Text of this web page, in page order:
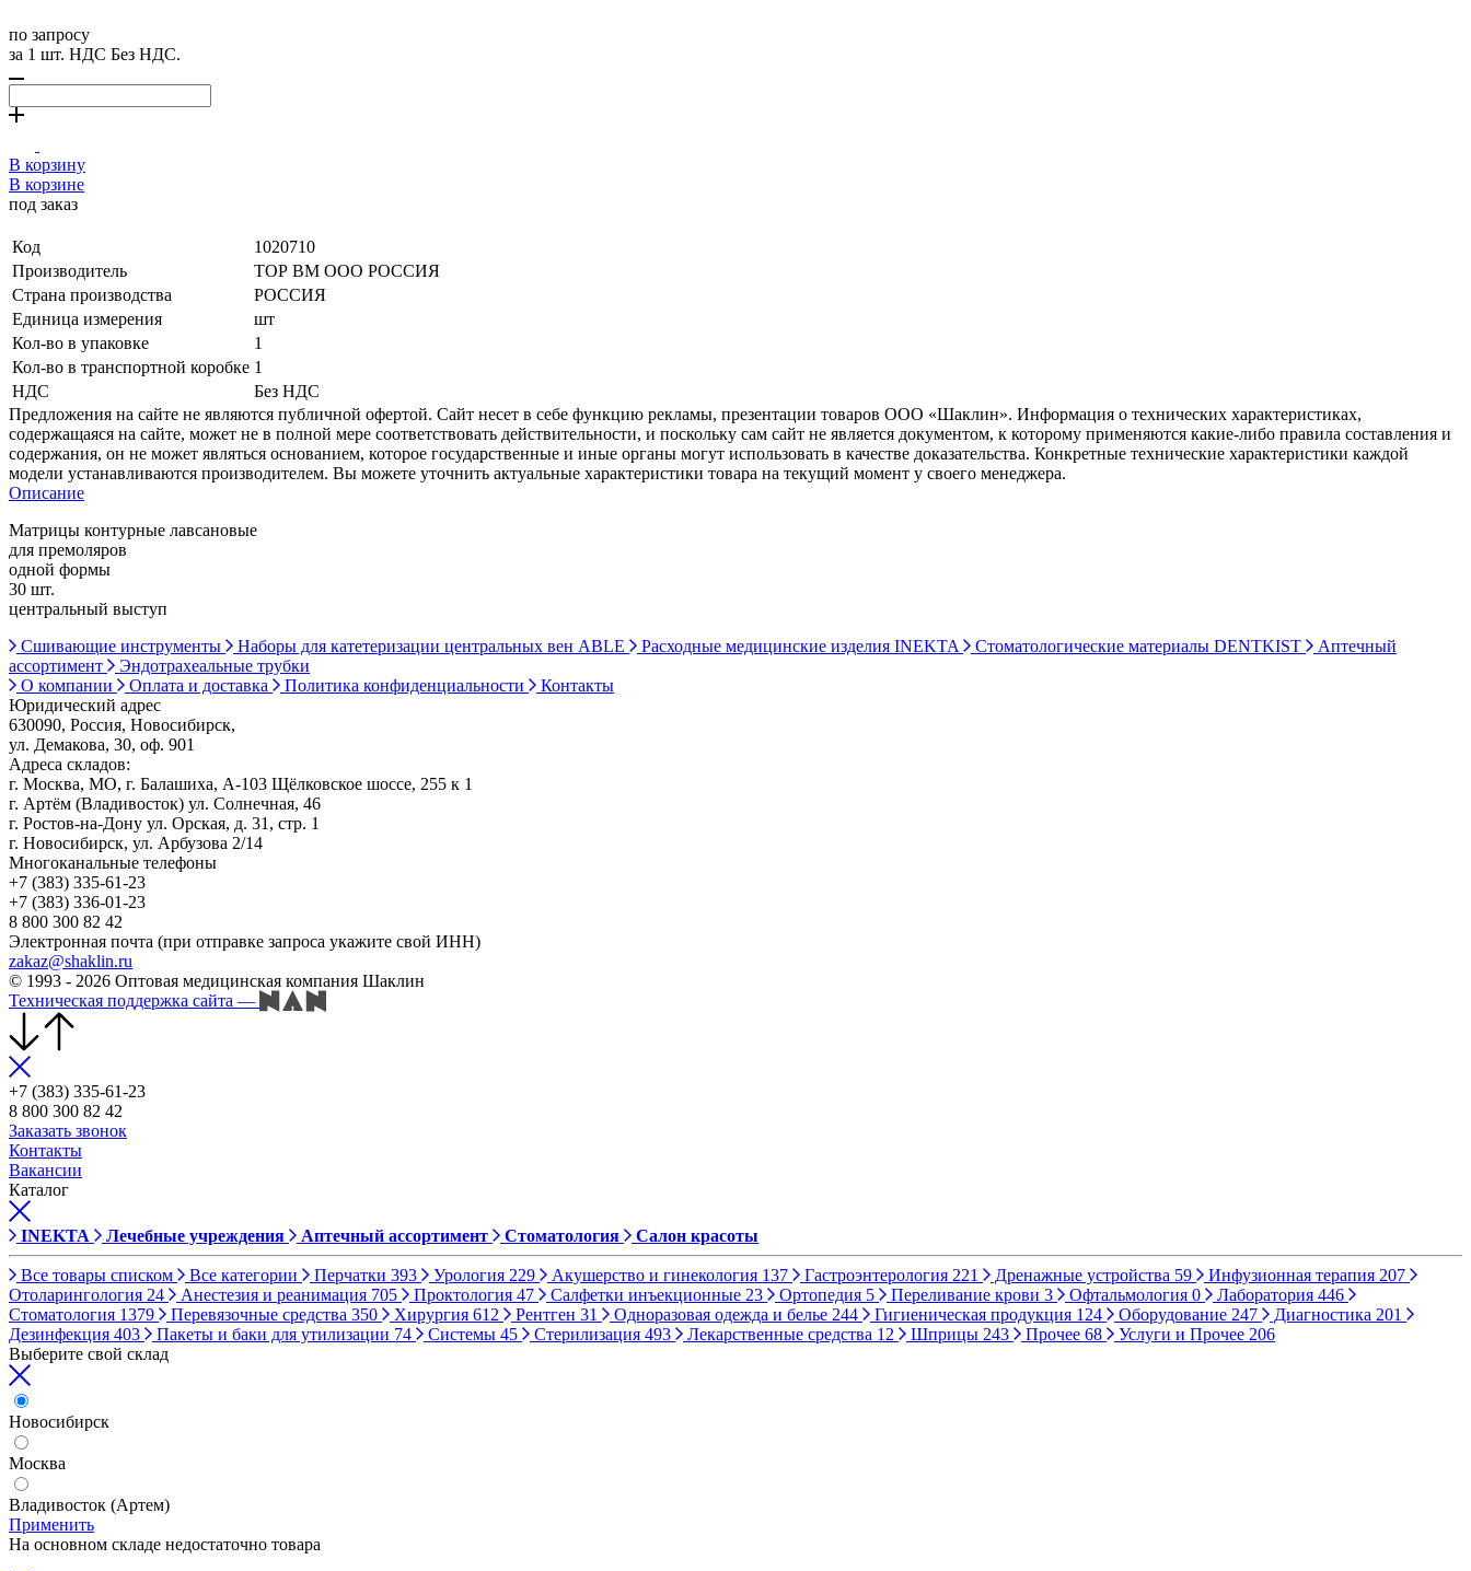
по запросу
за 1 шт. НДС Без НДС.
В корзину
В корзине
под заказ
Код
1020710
Производитель
ТОР ВМ ООО РОССИЯ
Страна производства
РОССИЯ
Единица измерения
шт
Кол-во в упаковке
1
Кол-во в транспортной коробке 1
НДС
Без НДС
Предложения на сайте не являются публичной офертой. Сайт несет в себе функцию рекламы, презентации товаров ООО «Шаклин». Информация о технических характеристиках,
содержащаяся на сайте, может не в полной мере соответствовать действительности, и поскольку сам сайт не является документом, к которому применяются какие-либо правила составления и
содержания, он не может являться основанием, которое государственные и иные органы могут использовать в качестве доказательства. Конкретные технические характеристики каждой
модели устанавливаются производителем. Вы можете уточнить актуальные характеристики товара на текущий момент у своего менеджера.
Описание
Матрицы контурные лавсановые
для премоляров
одной формы
30 шт.
центральный выступ
Сшивающие инструменты
Наборы для катетеризации центральных вен ABLE Расходные медицинские изделия INEKTA Стоматологические материалы DENTKIST
Аптечный
ассортимент
Эндотрахеальные трубки
О компании
Оплата и доставка Политика конфиденциальности
Контакты
Юридический адрес
630090, Россия, Новосибирск,
ул. Демакова, 30, оф. 901
Адреса складов:
г. Москва, МО, г. Балашиха, А-103 Щёлковское шоссе, 255 к 1
г. Артём (Владивосток) ул. Солнечная, 46
г. Ростов-на-Дону ул. Орская, д. 31, стр. 1
г. Новосибирск, ул. Арбузова 2/14
Многоканальные телефоны
+7 (383) 335-61-23
+7 (383) 336-01-23
8 800 300 82 42
Электронная почта (при отправке запроса укажите свой ИНН)
zakaz@shaklin.ru
© 1993 - 2026 Оптовая медицинская компания Шаклин
Техническая поддержка сайта —
+7 (383) 335-61-23
8 800 300 82 42
Заказать звонок
Контакты
Вакансии
Каталог
INEKTA Лечебные учреждения Аптечный ассортимент Стоматология Салон красоты
Все товары списком Все категории Перчатки 393 Урология 229 Акушерство и гинекология 137 Гастроэнтерология 221 Дренажные устройства 59 Инфузионная терапия 207
Отоларингология 24 Анестезия и реанимация 705 Проктология 47 Салфетки инъекционные 23 Ортопедия 5 Переливание крови 3 Офтальмология 0 Лаборатория 446
Стоматология 1379 Перевязочные средства 350 Хирургия 612 Рентген 31 Одноразовая одежда и белье 244 Гигиеническая продукция 124 Оборудование 247 Диагностика 201
Дезинфекция 403 Пакеты и баки для утилизации 74 Системы 45 Стерилизация 493 Лекарственные средства 12 Шприцы 243 Прочее 68 Услуги и Прочее 206
Выберите свой склад
Новосибирск
Москва
Владивосток (Артем)
Применить
На основном складе недостаточно товара